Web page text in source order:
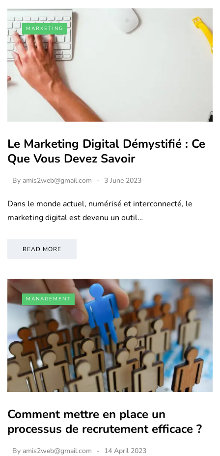
MARKETING
Le Marketing Digital Démystifié : Ce
Que Vous Devez Savoir
By amis2web@gmail.com 3 June 2023
Dans le monde actuel, numérisé et interconnecté, le
marketing digital est devenu un outil…
READ MORE
MANAGEMENT
Comment mettre en place un
processus de recrutement efficace ?
By amis2web@gmail.com 14 April 2023